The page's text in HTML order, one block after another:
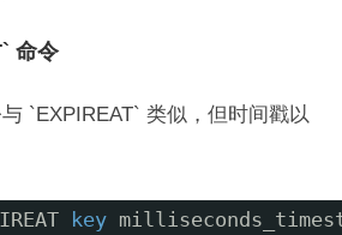
命令
`EXPIREAT` 类似，但时间戳以
key